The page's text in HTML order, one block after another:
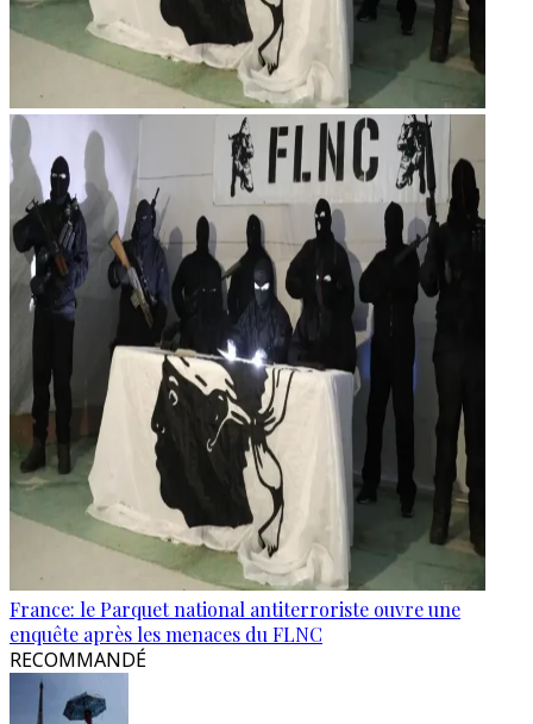
France: le Parquet national antiterroriste ouvre une
enquête après les menaces du FLNC
RECOMMANDÉ